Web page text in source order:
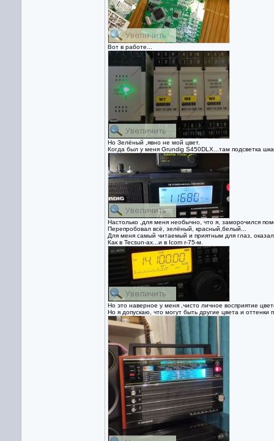
Вот в работе...
Но Зелёный ,явно не мой цвет.
Когда был у меня Grundig S450DLX...там подсветка
Настолько ,для меня необычно, что я, заморочился
Перепробовал всё, зелёный, красный,белый...
Для меня самый читаемый и приятным для глаз,
Как в Tecsun-ах...и в Icom r-75-м.
Но это наверное у меня ,чисто личное восприятие
Но я допускаю, что могут быть другие цвета и оттенки